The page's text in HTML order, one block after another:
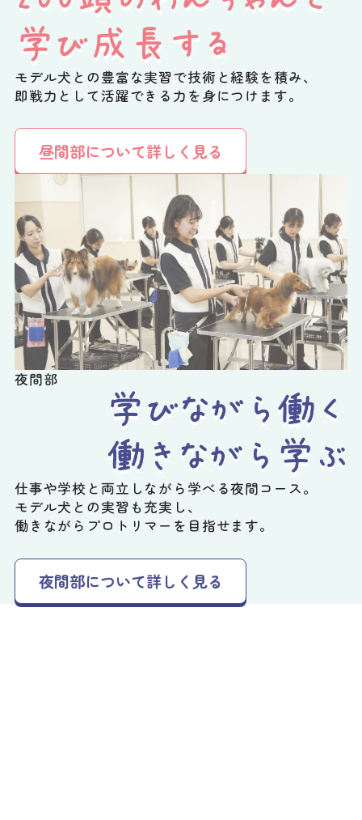
モデル犬との豊富な実習で技術と経験を積み、
即戦力として活躍できる力を身につけます。
昼間部について詳しく見る
夜間部
仕事や学校と両立しながら学べる夜間コース。
モデル犬との実習も充実し、
働きながらプロトリマーを目指せます。
夜間部について詳しく見る